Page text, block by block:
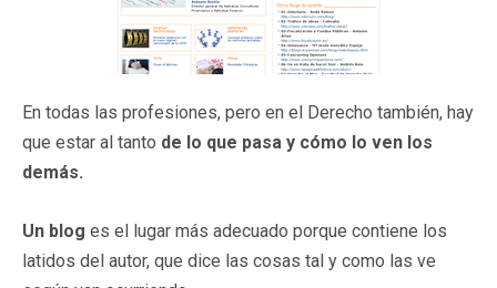
En todas las profesiones, pero en el Derecho también, hay
que estar al tanto de lo que pasa y cómo lo ven los
demás.
Un blog es el lugar más adecuado porque contiene los
latidos del autor, que dice las cosas tal y como las ve